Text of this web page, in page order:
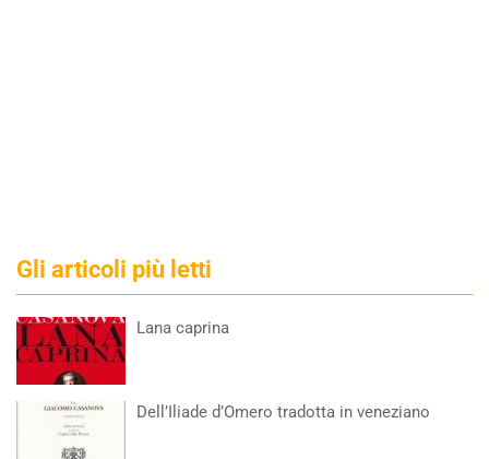
Gli articoli più letti
Lana caprina
Dell’Iliade d’Omero tradotta in veneziano